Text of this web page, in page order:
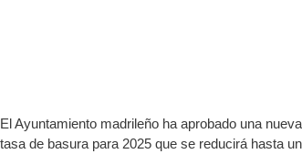
El Ayuntamiento madrileño ha aprobado una
tasa de basura para 2025 que se reducirá hasta